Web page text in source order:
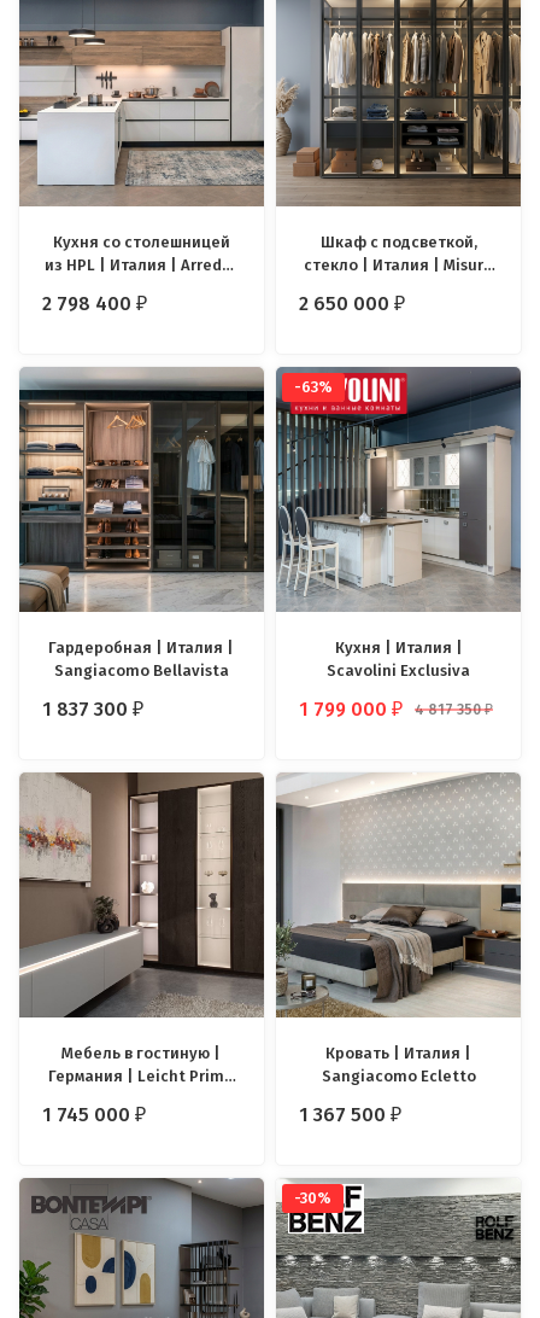
Кухня со столешницей
из HPL | Италия | Arredo3
2 798 400₽
Шкаф с подсветкой,
стекло | Италия | Misura
2 650 000₽
Гардеробная | Италия |
Sangiacomo Bellavista
1 837 300₽
-63%
Кухня | Италия |
Scavolini Exclusiva
1 799 000₽ 4 817 350₽
Мебель в гостиную |
Германия | Leicht Primo
1 745 000₽
Кровать | Италия |
Sangiacomo Ecletto
1 367 500₽
-30%